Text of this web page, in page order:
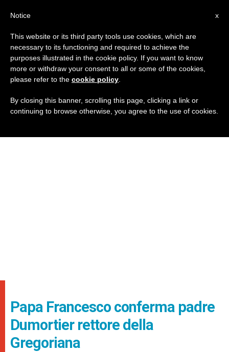
Papa Francesco conferma padre
Dumortier rettore della
Gregoriana
x
Notice
This website or its third party tools use cookies, which are
necessary to its functioning and required to achieve the
purposes illustrated in the cookie policy. If you want to know
more or withdraw your consent to all or some of the cookies,
please refer to the cookie policy
By closing this banner, scrolling this page, clicking a link or
continuing to browse otherwise, you agree to the use of cookies.